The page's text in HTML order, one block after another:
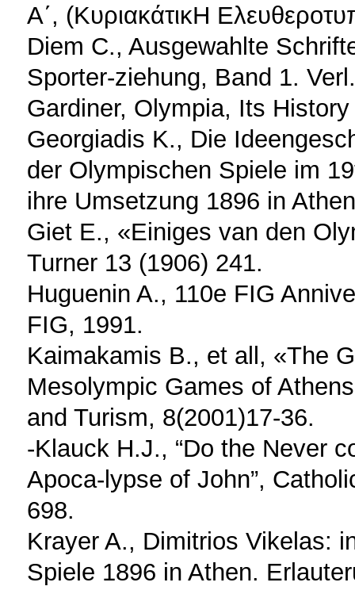
Α΄, (ΚυριακάτικΗ
Diem C., Ausgewahlte
Sporter-ziehung, Band 1.
Gardiner, Olympia, Its
Georgiadis K., Die
der Olympischen Spiele im
ihre Umsetzung 1896 in
Giet Ε., «Einiges van den
Turner 13 (1906) 241.
Huguenin A., 110e FIG
FIG, 1991.
Kaimakamis B., et all, «The
Mesolympic Games of
and Turism, 8(2001)17-36.
-Klauck H.J., “Do the Never
Apoca-lypse of John”,
698.
Krayer A., Dimitrios Vikelas:
Spiele 1896 in Athen.